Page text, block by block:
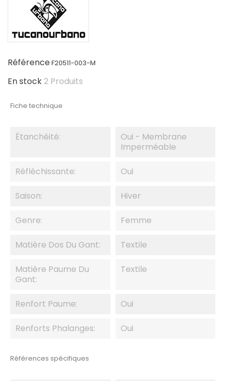
RéférenceF20511-003-M
En stock2 Produits
Fiche technique
Étanchéité:
Oui - Membrane
Imperméable
Réfléchissante: Oui
Saison: Hiver
Genre: Femme
Matière Dos Du Gant: Textile
Matière Paume Du
Gant:
Textile
Renfort Paume: Oui
Renforts Phalanges: Oui
Références spécifiques